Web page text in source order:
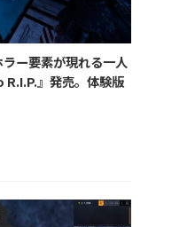
ー要素が現れる一人
』発売。体験版